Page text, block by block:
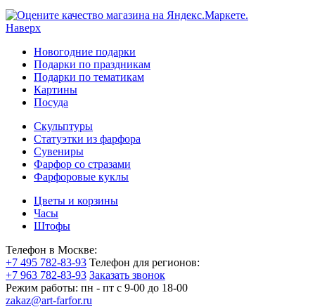
Наверх
Новогодние подарки
Подарки по праздникам
Подарки по тематикам
Картины
Посуда
Скульптуры
Статуэтки из фарфора
Сувениры
Фарфор со стразами
Фарфоровые куклы
Цветы и корзины
Часы
Штофы
Телефон в Москве:
+7 495 782-83-93 Телефон для регионов:
+7 963 782-83-93 Заказать звонок
Режим работы: пн - пт c 9-00 до 18-00
zakaz@art-farfor.ru